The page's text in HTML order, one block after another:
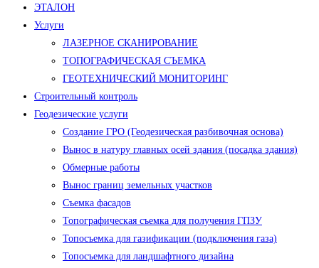
Меню
ЭТАЛОН
Услуги
ЛАЗЕРНОЕ СКАНИРОВАНИЕ
ТОПОГРАФИЧЕСКАЯ СЪЕМКА
ГЕОТЕХНИЧЕСКИЙ МОНИТОРИНГ
Строительный контроль
Геодезические услуги
Создание ГРО (Геодезическая разбивочная основа)
Вынос в натуру главных осей здания (посадка здания)
Обмерные работы
Вынос границ земельных участков
Съемка фасадов
Топографическая съемка для получения ГПЗУ
Топосъемка для газификации (подключения газа)
Топосъемка для ландшафтного дизайна